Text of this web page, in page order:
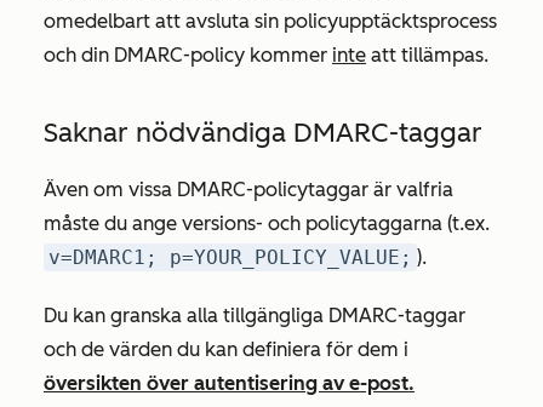
omedelbart att avsluta sin policyupptäcktsprocess
och din DMARC-policy kommer inte att tillämpas.
Saknar nödvändiga DMARC-taggar
Även om vissa DMARC-policytaggar är valfria
måste du ange versions- och policytaggarna (t.ex.
v=DMARC1; p=YOUR_POLICY_VALUE; ).
Du kan granska alla tillgängliga DMARC-taggar
och de värden du kan definiera för dem i
översikten över autentisering av e-post.